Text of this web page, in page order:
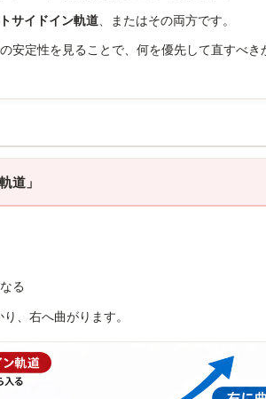
サイドイン軌道 、またはその両方です。
安定性を見ることで、何を優先して直すべき
道」
る
、右へ曲がります。